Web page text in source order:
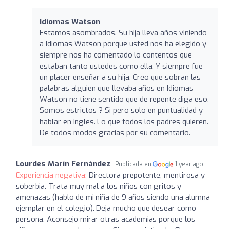
Idiomas Watson
Estamos asombrados. Su hija lleva años viniendo
a Idiomas Watson porque usted nos ha elegido y
siempre nos ha comentado lo contentos que
estaban tanto ustedes como ella. Y siempre fue
un placer enseñar a su hija. Creo que sobran las
palabras alguien que llevaba años en Idiomas
Watson no tiene sentido que de repente diga eso.
Somos estrictos ? Si pero solo en puntualidad y
hablar en Ingles. Lo que todos los padres quieren.
De todos modos gracias por su comentario.
Lourdes Marín Fernández Publicada en 1 year ago
Experiencia negativa: Directora prepotente, mentirosa y
soberbia. Trata muy mal a los niños con gritos y
amenazas (hablo de mi niña de 9 años siendo una alumna
ejemplar en el colegio). Deja mucho que desear como
persona. Aconsejo mirar otras academias porque los